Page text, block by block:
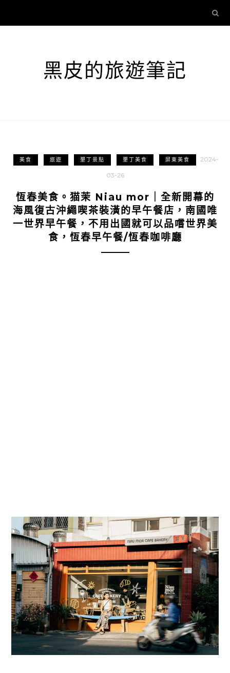
黑皮的旅遊筆記
美食 旅遊 墾丁景點 墾丁美食 屏東美食 2024-
03-26
恆春美食。猫茉 Niau mor｜全新開幕的
海風復古沖繩喫茶裝潢的早午餐店，南國唯
一世界早午餐，不用出國就可以品嚐世界美
食，恆春早午餐/恆春咖啡廳